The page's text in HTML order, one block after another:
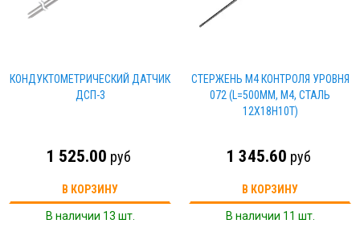
КОНДУКТОМЕТРИЧЕСКИЙ ДАТЧИК
ДСП-3
1 525.00 руб
В КОРЗИНУ
В наличии 13 шт.
СТЕРЖЕНЬ М4 КОНТРОЛЯ УРОВНЯ
072 (L=500ММ, М4, СТАЛЬ
12Х18Н10Т)
1 345.60 руб
В КОРЗИНУ
В наличии 11 шт.